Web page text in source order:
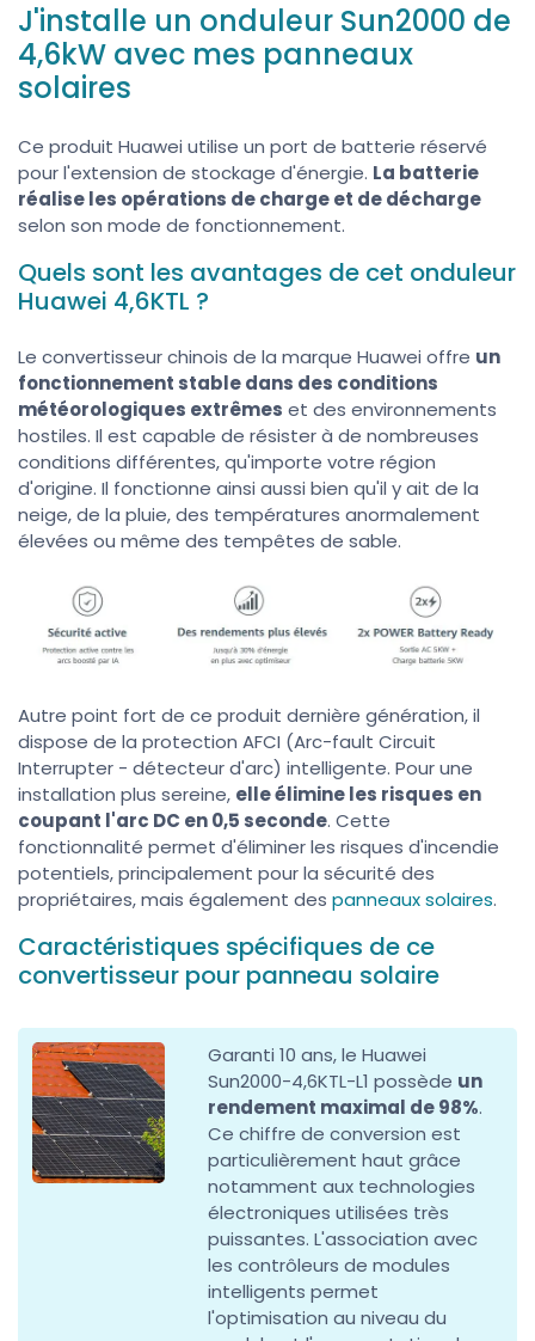
J'installe un onduleur Sun2000 de
4,6kW avec mes panneaux
solaires
Ce produit Huawei utilise un port de batterie réservé
pour l'extension de stockage d'énergie. La batterie
réalise les opérations de charge et de décharge
selon son mode de fonctionnement.
Quels sont les avantages de cet onduleur
Huawei 4,6KTL ?
Le convertisseur chinois de la marque Huawei offre un
fonctionnement stable dans des conditions
météorologiques extrêmes et des environnements
hostiles. Il est capable de résister à de nombreuses
conditions différentes, qu'importe votre région
d'origine. Il fonctionne ainsi aussi bien qu'il y ait de la
neige, de la pluie, des températures anormalement
élevées ou même des tempêtes de sable.
Autre point fort de ce produit dernière génération, il
dispose de la protection AFCI (Arc-fault Circuit
Interrupter - détecteur d'arc) intelligente. Pour une
installation plus sereine, elle élimine les risques en
coupant l'arc DC en 0,5 seconde. Cette
fonctionnalité permet d'éliminer les risques d'incendie
potentiels, principalement pour la sécurité des
propriétaires, mais également des panneaux solaires.
Caractéristiques spécifiques de ce
convertisseur pour panneau solaire
Garanti 10 ans, le Huawei
Sun2000-4,6KTL-L1 possède un
rendement maximal de 98%.
Ce chiffre de conversion est
particulièrement haut grâce
notamment aux technologies
électroniques utilisées très
puissantes. L'association avec
les contrôleurs de modules
intelligents permet
l'optimisation au niveau du